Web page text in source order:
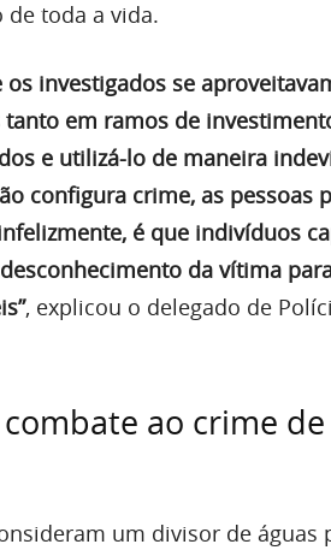
de toda a vida.
investigados se
em ramos de
e utilizá-lo de maneira
configura crime, as pessoas
é que indivíduos
da vítima
, explicou o delegado de
ao crime
um divisor de águas